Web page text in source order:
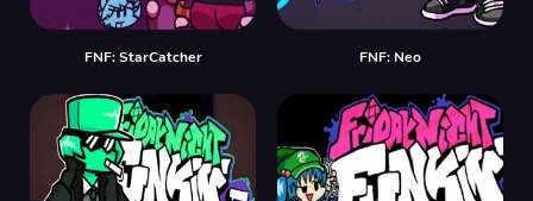
FNF: StarCatcher FNF: Neo